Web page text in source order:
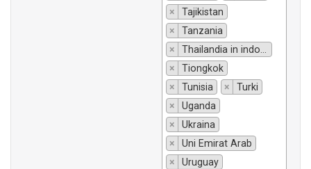
×
Tajikistan
×
Tanzania
×
Thailandia in indonesiano si traduce "Thailandia".
×
Tiongkok
×
Tunisia ×
Turki
×
Uganda
×
Ukraina
×
Uni Emirat Arab
×
Uruguay